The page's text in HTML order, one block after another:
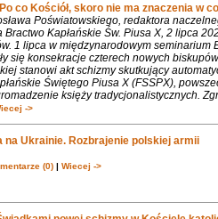
co Kościół, skoro nie ma znaczenia w
Poświatowskiego, redaktora
Bractwo Kapłańskie Św. Piusa X, 2 lipca
1 lipca w międzynarodowym seminarium
się konsekracje czterech nowych
stanowi akt schizmy skutkujący
Świętego Piusa X (FSSPX),
księży tradycjonalistycznych.
->
na Ukrainie. Rozbrajenie polskiej armii
(0)| Wiecej ->